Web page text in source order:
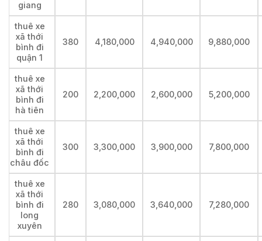
giang
thuê xe
xã thới
bình đi
quận 1
380 4,180,000 4,940,000 9,880,000
thuê xe
xã thới
bình đi
hà tiên
200 2,200,000 2,600,000 5,200,000
thuê xe
xã thới
bình đi
châu đốc
300 3,300,000 3,900,000 7,800,000
thuê xe
xã thới
bình đi
long
xuyên
280 3,080,000 3,640,000 7,280,000